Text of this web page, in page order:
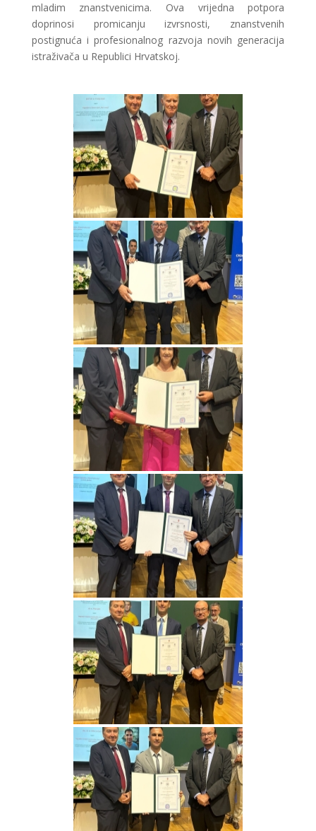
mladim znanstvenicima. Ova vrijedna potpora
doprinosi promicanju izvrsnosti, znanstvenih
postignuća i profesionalnog razvoja novih generacija
istraživača u Republici Hrvatskoj.